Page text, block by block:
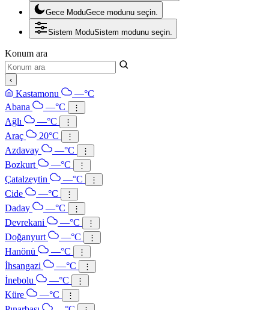
Gece ModuGece modunu seçin.
Sistem ModuSistem modunu seçin.
Konum ara
‹
Kastamonu
—°C
Abana
—°C ⋮
Ağlı —°C ⋮
Araç 20°C ⋮
Azdavay —°C ⋮
Bozkurt —°C ⋮
Çatalzeytin —°C ⋮
Cide —°C ⋮
Daday —°C ⋮
Devrekani —°C ⋮
Doğanyurt —°C ⋮
Hanönü —°C ⋮
İhsangazi —°C ⋮
İnebolu —°C ⋮
Küre —°C ⋮